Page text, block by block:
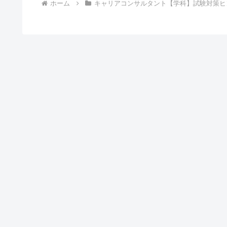
ホーム キャリアコンサルタント【学科】試験対策